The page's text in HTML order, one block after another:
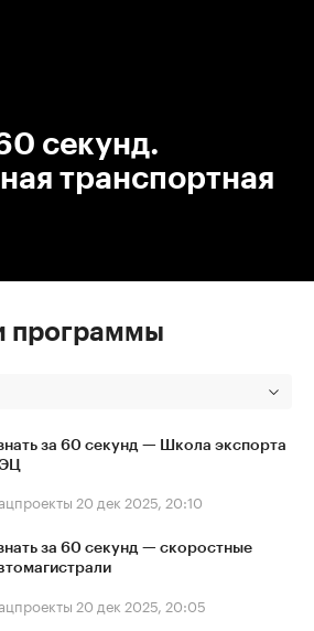
секунд.
транспортная
программы
за 60 секунд — Школа экспорта
20 дек 2025, 20:10
за 60 секунд — скоростные
20 дек 2025, 20:05